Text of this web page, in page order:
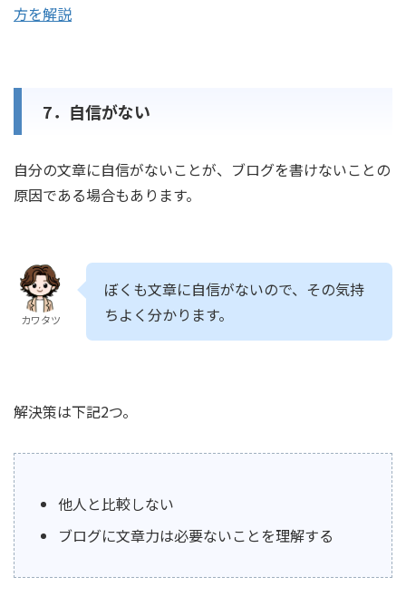
方を解説
7．自信がない
自分の文章に自信がないことが、ブログを書けないことの
原因である場合もあります。
カワタツ
ぼくも文章に自信がないので、その気持
ちよく分かります。
解決策は下記2つ。
他人と比較しない
ブログに文章力は必要ないことを理解する